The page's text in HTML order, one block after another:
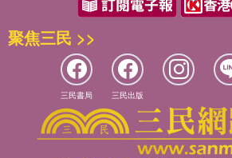
聚焦三民 >>
三民書局 三民出版